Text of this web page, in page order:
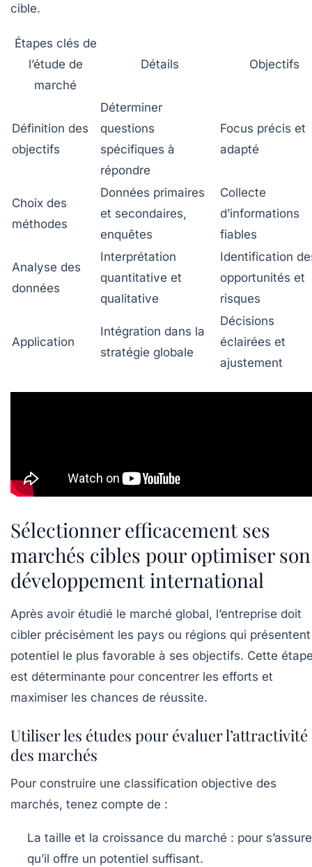
cible.
Étapes clés de
l’étude de
marché
Détails Objectifs
Définition des
objectifs
Déterminer
questions
spécifiques à
répondre
Focus précis et
adapté
Choix des
méthodes
Données primaires
et secondaires,
enquêtes
Collecte
d’informations
fiables
Analyse des
données
Interprétation
quantitative et
qualitative
Identification
opportunités et
risques
Application
Intégration dans la
stratégie globale
Décisions
éclairées et
ajustement
Sélectionner efficacement ses
marchés cibles pour optimiser son
développement international
Après avoir étudié le marché global, l’entreprise doit
cibler précisément les pays ou régions qui
potentiel le plus favorable à ses objectifs. Cette
est déterminante pour concentrer les efforts et
maximiser les chances de réussite.
Utiliser les études pour évaluer l’attractivité
des marchés
Pour construire une classification objective des
marchés, tenez compte de :
La taille et la croissance du marché : pour
qu’il offre un potentiel suffisant.